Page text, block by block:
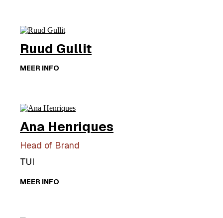
Ruud Gullit
MEER INFO
Ana Henriques
Head of Brand
TUI
MEER INFO